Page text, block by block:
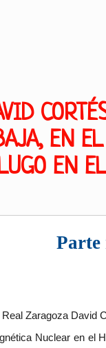
EN
EN
Parte
Zaragoza David
Nuclear en el